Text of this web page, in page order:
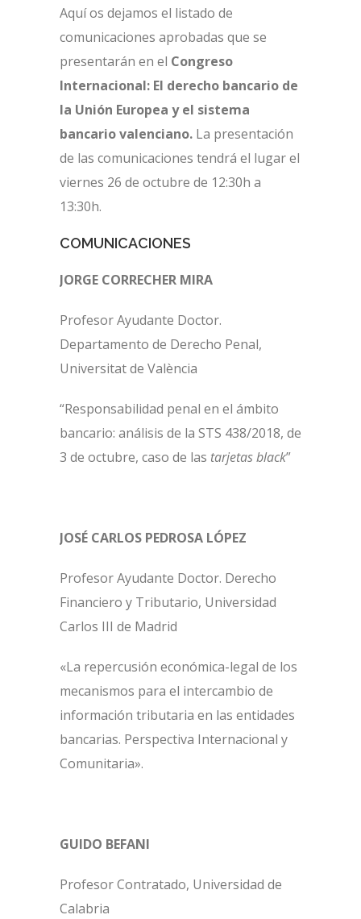
Aquí os dejamos el listado de
comunicaciones aprobadas que se
presentarán en el Congreso
Internacional: El derecho bancario de
la Unión Europea y el sistema
bancario valenciano. La presentación
de las comunicaciones tendrá el lugar el
viernes 26 de octubre de 12:30h a
13:30h.
COMUNICACIONES
JORGE CORRECHER MIRA
Profesor Ayudante Doctor.
Departamento de Derecho Penal,
Universitat de València
“Responsabilidad penal en el ámbito
bancario: análisis de la STS 438/2018, de
3 de octubre, caso de las tarjetas black”
JOSÉ CARLOS PEDROSA LÓPEZ
Profesor Ayudante Doctor. Derecho
Financiero y Tributario, Universidad
Carlos III de Madrid
«La repercusión económica-legal de los
mecanismos para el intercambio de
información tributaria en las entidades
bancarias. Perspectiva Internacional y
Comunitaria».
GUIDO BEFANI
Profesor Contratado, Universidad de
Calabria